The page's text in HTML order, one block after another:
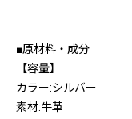
■原材料・成分
【容量】
カラー:シルバー
素材:牛革